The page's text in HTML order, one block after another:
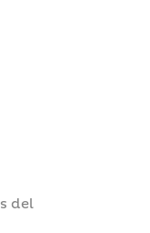
del